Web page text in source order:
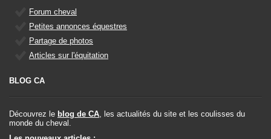
Forum cheval
Petites annonces équestres
Partage de photos
Articles sur l'équitation
BLOG CA
Découvrez le blog de CA, les actualités du site et les coulisses du
monde du cheval.